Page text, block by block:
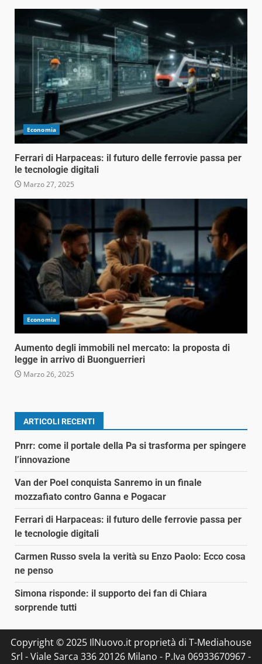
Economia
Ferrari di Harpaceas: il futuro delle ferrovie passa per
le tecnologie digitali
Marzo 27, 2025
Economia
Aumento degli immobili nel mercato: la proposta di
legge in arrivo di Buonguerrieri
Marzo 26, 2025
ARTICOLI RECENTI
Pnrr: come il portale della Pa si trasforma per spingere
l’innovazione
Van der Poel conquista Sanremo in un finale
mozzafiato contro Ganna e Pogacar
Ferrari di Harpaceas: il futuro delle ferrovie passa per
le tecnologie digitali
Carmen Russo svela la verità su Enzo Paolo: Ecco cosa
ne penso
Simona risponde: il supporto dei fan di Chiara
sorprende tutti
Copyright © 2025 IlNuovo.it proprietà di T-Mediahouse
Srl - Viale Sarca 336 20126 Milano - P.Iva 06933670967 -